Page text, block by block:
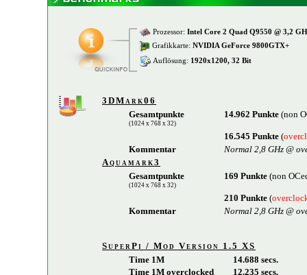
Prozessor: Intel Core 2 Quad Q9550 @ 3,2
Grafikkarte: NVIDIA GeForce 9800GTX+
Auflösung: 1920x1200, 32 Bit
3DMark06
Gesamtpunkte
(1024 x 768 x 32)
14.962 Punkte (non
16.545 Punkte (
Kommentar
Normal 2,8 GHz @
Aquamark3
Gesamtpunkte
(1024 x 768 x 32)
169 Punkte (non
210 Punkte (
Kommentar
Normal 2,8 GHz @
SuperPi / Mod Version 1.5 XS
Time 1M
14.688 secs.
Time 1M overclocked
12.235 secs.